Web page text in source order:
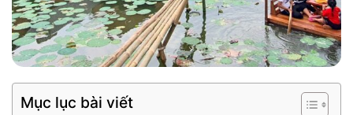
Mục lục bài viết